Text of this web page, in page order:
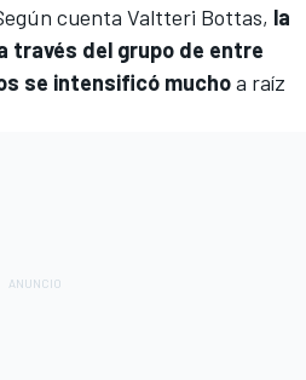
cuenta Valtteri Bottas, la
través del grupo de entre
se intensificó muchoa raíz